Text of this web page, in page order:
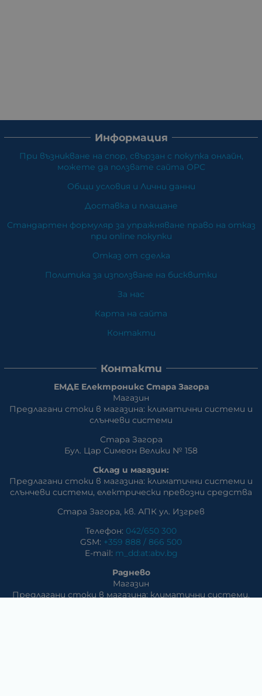
Информация
При възникване на спор, свързан с покупка онлайн,
можете да ползвате сайта ОРС
Общи условия и Лични данни
Доставка и плащане
Стандартен формуляр за упражняване право на отказ
при online покупки
Отказ от сделка
Политика за използване на бисквитки
За нас
Карта на сайта
Контакти
Контакти
ЕМДЕ Електроникс Стара Загора
Магазин
Предлагани стоки в магазина: климатични системи и
слънчеви системи
Стара Загора
Бул. Цар Симеон Велики № 158
Склад и магазин:
Предлагани стоки в магазина: климатични системи и
слънчеви системи, eлектрически превозни средства
Стара Загора, кв. АПК ул. Изгрев
Телефон: 042/650 300
GSM: +359 888 / 866 500
E-mail: m_dd:at:abv.bg
Раднево
Магазин
Предлагани стоки в магазина: климатични системи,